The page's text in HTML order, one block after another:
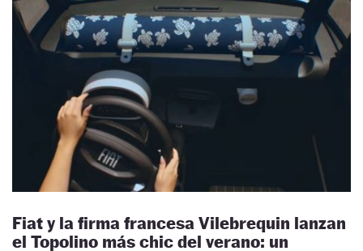
Fiat y la firma francesa Vilebrequin lanzan
el Topolino más chic del verano: un